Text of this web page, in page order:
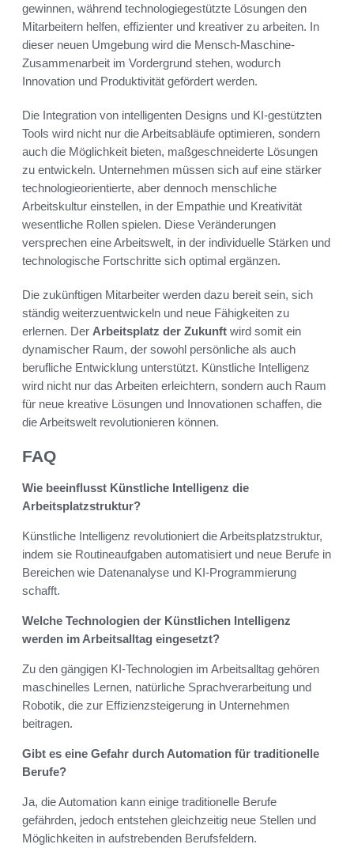
gewinnen, während technologiegestützte Lösungen den
Mitarbeitern helfen, effizienter und kreativer zu arbeiten. In
dieser neuen Umgebung wird die Mensch-Maschine-
Zusammenarbeit im Vordergrund stehen, wodurch
Innovation und Produktivität gefördert werden.
Die Integration von intelligenten Designs und KI-gestützten
Tools wird nicht nur die Arbeitsabläufe optimieren, sondern
auch die Möglichkeit bieten, maßgeschneiderte Lösungen
zu entwickeln. Unternehmen müssen sich auf eine stärker
technologieorientierte, aber dennoch menschliche
Arbeitskultur einstellen, in der Empathie und Kreativität
wesentliche Rollen spielen. Diese Veränderungen
versprechen eine Arbeitswelt, in der individuelle Stärken und
technologische Fortschritte sich optimal ergänzen.
Die zukünftigen Mitarbeiter werden dazu bereit sein, sich
ständig weiterzuentwickeln und neue Fähigkeiten zu
erlernen. Der Arbeitsplatz der Zukunft wird somit ein
dynamischer Raum, der sowohl persönliche als auch
berufliche Entwicklung unterstützt. Künstliche Intelligenz
wird nicht nur das Arbeiten erleichtern, sondern auch Raum
für neue kreative Lösungen und Innovationen schaffen, die
die Arbeitswelt revolutionieren können.
FAQ
Wie beeinflusst Künstliche Intelligenz die
Arbeitsplatzstruktur?
Künstliche Intelligenz revolutioniert die Arbeitsplatzstruktur,
indem sie Routineaufgaben automatisiert und neue Berufe in
Bereichen wie Datenanalyse und KI-Programmierung
schafft.
Welche Technologien der Künstlichen Intelligenz
werden im Arbeitsalltag eingesetzt?
Zu den gängigen KI-Technologien im Arbeitsalltag gehören
maschinelles Lernen, natürliche Sprachverarbeitung und
Robotik, die zur Effizienzsteigerung in Unternehmen
beitragen.
Gibt es eine Gefahr durch Automation für traditionelle
Berufe?
Ja, die Automation kann einige traditionelle Berufe
gefährden, jedoch entstehen gleichzeitig neue Stellen und
Möglichkeiten in aufstrebenden Berufsfeldern.